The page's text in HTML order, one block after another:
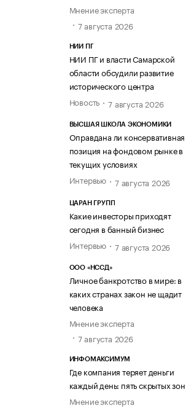
Мнение эксперта
7 августа 2026
НИИ ПГ
НИИ ПГ и власти Самарской
области обсудили развитие
исторического центра
Новость
7 августа 2026
ВЫСШАЯ ШКОЛА ЭКОНОМИКИ
Оправдана ли консервативная
позиция на фондовом рынке в
текущих условиях
Интервью
7 августа 2026
ЦАРАН ГРУПП
Какие инвесторы приходят
сегодня в банный бизнес
Интервью
7 августа 2026
ООО «НССД»
Личное банкротство в мире: в
каких странах закон не щадит
человека
Мнение эксперта
7 августа 2026
ИНФОМАКСИМУМ
Где компания теряет деньги
каждый день: пять скрытых зон
Мнение эксперта